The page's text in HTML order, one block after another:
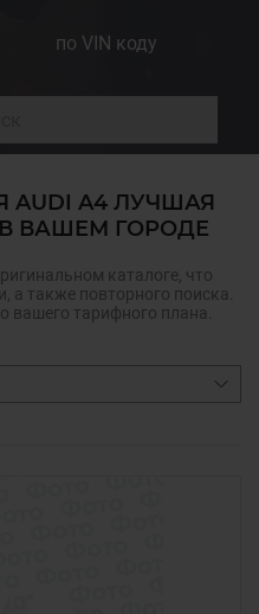
по VIN коду
A4 ЛУЧШАЯ
ВАШЕМ ГОРОДЕ
каталоге, что
а также повторного поиска.
вашего тарифного плана.